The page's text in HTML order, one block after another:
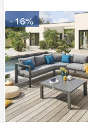
- 16%